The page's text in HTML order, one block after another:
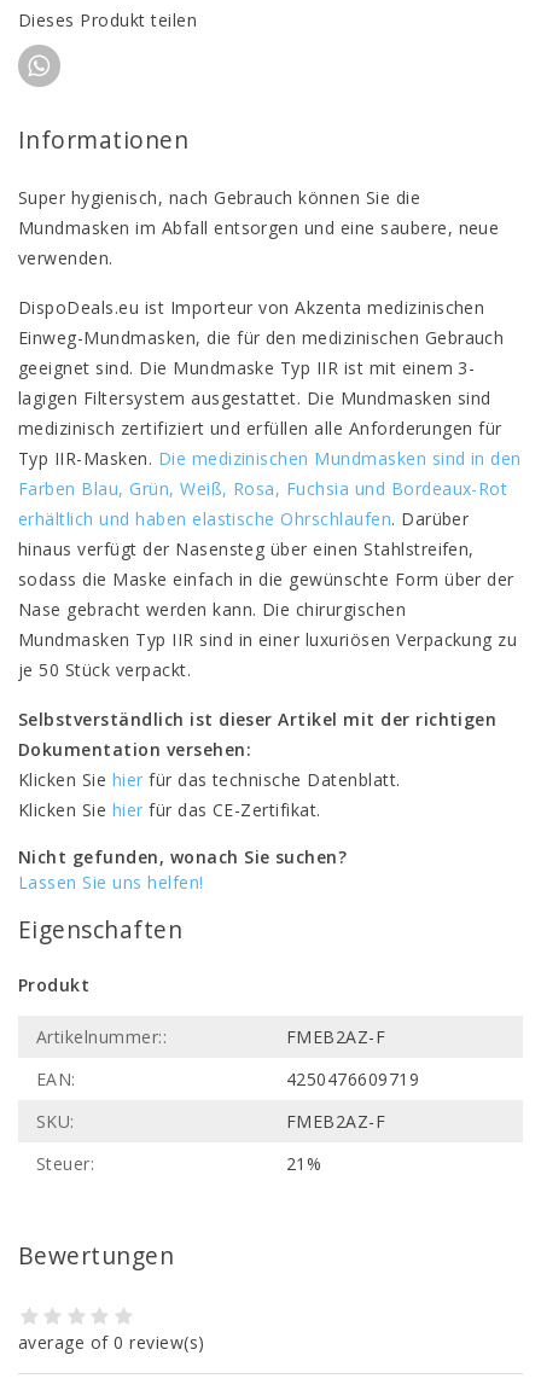
Dieses Produkt teilen
Informationen
Super hygienisch, nach Gebrauch können Sie die
Mundmasken im Abfall entsorgen und eine saubere, neue
verwenden.
DispoDeals.eu ist Importeur von Akzenta medizinischen
Einweg-Mundmasken, die für den medizinischen Gebrauch
geeignet sind. Die Mundmaske Typ IIR ist mit einem 3-
lagigen Filtersystem ausgestattet. Die Mundmasken sind
medizinisch zertifiziert und erfüllen alle Anforderungen für
Typ IIR-Masken. Die medizinischen Mundmasken sind in den
Farben Blau, Grün, Weiß, Rosa, Fuchsia und Bordeaux-Rot
erhältlich und haben elastische Ohrschlaufen. Darüber
hinaus verfügt der Nasensteg über einen Stahlstreifen,
sodass die Maske einfach in die gewünschte Form über der
Nase gebracht werden kann. Die chirurgischen
Mundmasken Typ IIR sind in einer luxuriösen Verpackung zu
je 50 Stück verpackt.
Selbstverständlich ist dieser Artikel mit der richtigen
Dokumentation versehen:
Klicken Sie hier für das technische Datenblatt.
Klicken Sie hier für das CE-Zertifikat.
Nicht gefunden, wonach Sie suchen?
Lassen Sie uns helfen!
Eigenschaften
Produkt
Artikelnummer::
FMEB2AZ-F
EAN:
4250476609719
SKU:
FMEB2AZ-F
Steuer:
21%
Bewertungen
average of 0 review(s)